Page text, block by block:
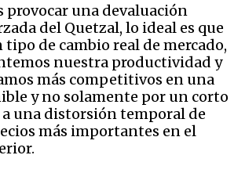
provocar una devaluación
del Quetzal, lo ideal es que
de cambio real de mercado,
nuestra productividad y
más competitivos en una
y no solamente por un corto
una distorsión temporal de
más importantes en el